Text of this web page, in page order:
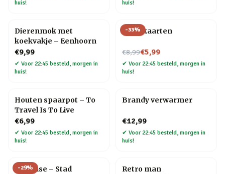
huis!
huis!
Dierenmok met
koekvakje – Eenhoorn
€9,99
✔ Voor 22:45 besteld, morgen in
huis!
-33%
Tarotkaarten
€8,99
Nu voor€5,99
✔ Voor 22:45 besteld, morgen in
huis!
Houten spaarpot – To
Travel Is To Live
€6,99
✔ Voor 22:45 besteld, morgen in
huis!
Brandy verwarmer
€12,99
✔ Voor 22:45 besteld, morgen in
huis!
-29%
Flip Vase – Stad
Retro man